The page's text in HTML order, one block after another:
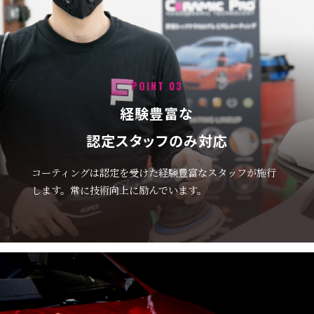
POINT 03
経験豊富な
認定スタッフのみ対応
コーティングは認定を受けた経験豊富なスタッフが施行
します。常に技術向上に励んでいます。